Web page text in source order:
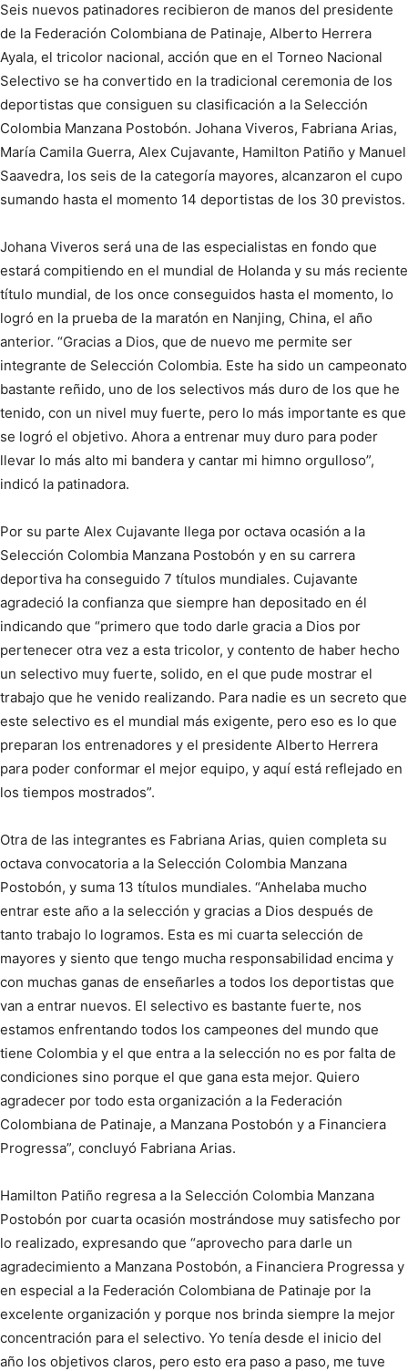
Seis nuevos patinadores recibieron de manos del presidente
de la Federación Colombiana de Patinaje, Alberto Herrera
Ayala, el tricolor nacional, acción que en el Torneo Nacional
Selectivo se ha convertido en la tradicional ceremonia de los
deportistas que consiguen su clasificación a la Selección
Colombia Manzana Postobón. Johana Viveros, Fabriana Arias,
María Camila Guerra, Alex Cujavante, Hamilton Patiño y Manuel
Saavedra, los seis de la categoría mayores, alcanzaron el cupo
sumando hasta el momento 14 deportistas de los 30 previstos.
Johana Viveros será una de las especialistas en fondo que
estará compitiendo en el mundial de Holanda y su más reciente
título mundial, de los once conseguidos hasta el momento, lo
logró en la prueba de la maratón en Nanjing, China, el año
anterior. “Gracias a Dios, que de nuevo me permite ser
integrante de Selección Colombia. Este ha sido un campeonato
bastante reñido, uno de los selectivos más duro de los que he
tenido, con un nivel muy fuerte, pero lo más importante es que
se logró el objetivo. Ahora a entrenar muy duro para poder
llevar lo más alto mi bandera y cantar mi himno orgulloso”,
indicó la patinadora.
Por su parte Alex Cujavante llega por octava ocasión a la
Selección Colombia Manzana Postobón y en su carrera
deportiva ha conseguido 7 títulos mundiales. Cujavante
agradeció la confianza que siempre han depositado en él
indicando que “primero que todo darle gracia a Dios por
pertenecer otra vez a esta tricolor, y contento de haber hecho
un selectivo muy fuerte, solido, en el que pude mostrar el
trabajo que he venido realizando. Para nadie es un secreto que
este selectivo es el mundial más exigente, pero eso es lo que
preparan los entrenadores y el presidente Alberto Herrera
para poder conformar el mejor equipo, y aquí está reflejado en
los tiempos mostrados”.
Otra de las integrantes es Fabriana Arias, quien completa su
octava convocatoria a la Selección Colombia Manzana
Postobón, y suma 13 títulos mundiales. “Anhelaba mucho
entrar este año a la selección y gracias a Dios después de
tanto trabajo lo logramos. Esta es mi cuarta selección de
mayores y siento que tengo mucha responsabilidad encima y
con muchas ganas de enseñarles a todos los deportistas que
van a entrar nuevos. El selectivo es bastante fuerte, nos
estamos enfrentando todos los campeones del mundo que
tiene Colombia y el que entra a la selección no es por falta de
condiciones sino porque el que gana esta mejor. Quiero
agradecer por todo esta organización a la Federación
Colombiana de Patinaje, a Manzana Postobón y a Financiera
Progressa”, concluyó Fabriana Arias.
Hamilton Patiño regresa a la Selección Colombia Manzana
Postobón por cuarta ocasión mostrándose muy satisfecho por
lo realizado, expresando que “aprovecho para darle un
agradecimiento a Manzana Postobón, a Financiera Progressa y
en especial a la Federación Colombiana de Patinaje por la
excelente organización y porque nos brinda siempre la mejor
concentración para el selectivo. Yo tenía desde el inicio del
año los objetivos claros, pero esto era paso a paso, me tuve